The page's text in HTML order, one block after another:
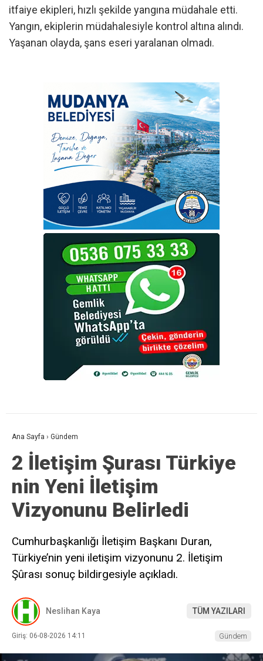
itfaiye ekipleri, hızlı şekilde yangına müdahale etti.
Yangın, ekiplerin müdahalesiyle kontrol altına alındı.
Yaşanan olayda, şans eseri yaralanan olmadı.
Ana Sayfa › Gündem
2 İletişim Şurası Türkiye
nin Yeni İletişim
Vizyonunu Belirledi
Cumhurbaşkanlığı İletişim Başkanı Duran,
Türkiye’nin yeni iletişim vizyonunu 2. İletişim
Şûrası sonuç bildirgesiyle açıkladı.
Neslihan Kaya TÜM YAZILARI
Giriş: 06-08-2026 14:11 Gündem